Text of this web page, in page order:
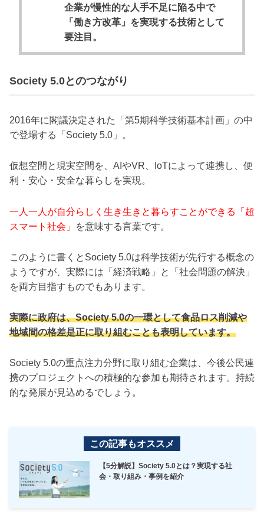
企業が慢性的な人手不足に陥る中で
「働き方改革」を実現する技術として
要注目。
Society 5.0とのつながり
2016年に閣議決定された「第5期科学技術基本計画」の中
で登場する「Society 5.0」。
仮想空間と現実空間を、AIやVR、IoTによって連携し、便
利・安心・安全な暮らしを実現。
一人一人が自分らしく生き生きと暮らすことができる「超
スマート社会」
を意味する言葉です。
このように書くとSociety 5.0は科学技術が先行する概念の
ようですが、実際には「経済戦略」と「社会問題の解決」
を両方目指すものでもあります。
実際に政府は、Society 5.0の一環として食品ロス削減や
地域間の格差是正に取り組むことも表明しています。
Society 5.0の重点注力分野に取り組む企業は、今後公民連
携のプロジェクトへの積極的な参加も期待されます。持続
的な発展が見込めるでしょう。
この記事もオススメ
【5分解説】Society 5.0とは？実現する社
会・取り組み・事例を紹介